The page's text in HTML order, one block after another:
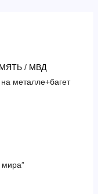
/ МВД
металле+багет